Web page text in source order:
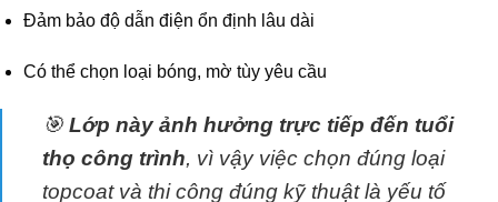
Đảm bảo độ dẫn điện ổn định lâu dài
Có thể chọn loại bóng, mờ tùy yêu cầu
🎯 Lớp này ảnh hưởng trực tiếp đến tuổi
thọ công trình, vì vậy việc chọn đúng loại
topcoat và thi công đúng kỹ thuật là yếu tố